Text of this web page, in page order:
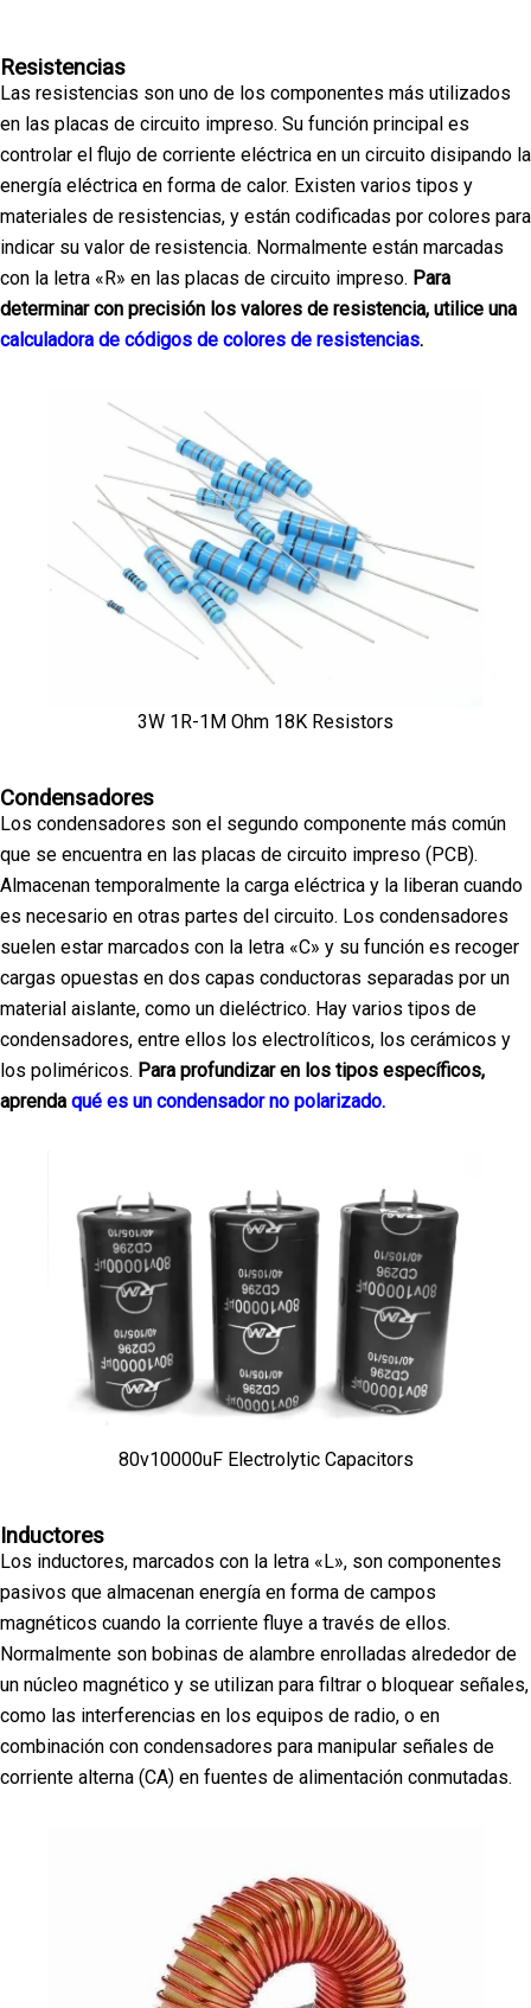
Resistencias
Las resistencias son uno de los componentes más utilizados
en las placas de circuito impreso. Su función principal es
controlar el flujo de corriente eléctrica en un circuito disipando la
energía eléctrica en forma de calor. Existen varios tipos y
materiales de resistencias, y están codificadas por colores para
indicar su valor de resistencia. Normalmente están marcadas
con la letra «R» en las placas de circuito impreso. Para
determinar con precisión los valores de resistencia, utilice una
calculadora de códigos de colores de resistencias.
3W 1R-1M Ohm 18K Resistors
Condensadores
Los condensadores son el segundo componente más común
que se encuentra en las placas de circuito impreso (PCB).
Almacenan temporalmente la carga eléctrica y la liberan cuando
es necesario en otras partes del circuito. Los condensadores
suelen estar marcados con la letra «C» y su función es recoger
cargas opuestas en dos capas conductoras separadas por un
material aislante, como un dieléctrico. Hay varios tipos de
condensadores, entre ellos los electrolíticos, los cerámicos y
los poliméricos. Para profundizar en los tipos específicos,
aprenda qué es un condensador no polarizado.
80v10000uF Electrolytic Capacitors
Inductores
Los inductores, marcados con la letra «L», son componentes
pasivos que almacenan energía en forma de campos
magnéticos cuando la corriente fluye a través de ellos.
Normalmente son bobinas de alambre enrolladas alrededor de
un núcleo magnético y se utilizan para filtrar o bloquear señales,
como las interferencias en los equipos de radio, o en
combinación con condensadores para manipular señales de
corriente alterna (CA) en fuentes de alimentación conmutadas.